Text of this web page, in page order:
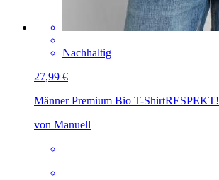
Nachhaltig
27,99 €
Männer Premium Bio T-ShirtRESPEKT!
von Manuell